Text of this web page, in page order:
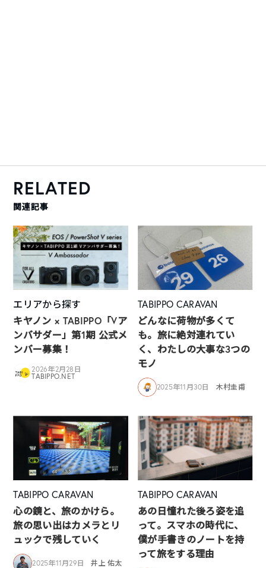
RELATED
関連記事
エリアから探す
キヤノン × TABIPPO「Vア
ンバサダー」第1期 公式メ
ンバー募集！
2026年2月28日
TABIPPO.NET
TABIPPO CARAVAN
どんなに荷物が多くて
も。旅に絶対連れてい
く、わたしの大事な3つの
モノ
2025年11月30日 木村圭甫
TABIPPO CARAVAN
心の鏡と、旅のかけら。
旅の思い出はカメラとリ
ュックで残していく
2025年11月29日 井上 佑太
TABIPPO CARAVAN
あの日憧れた後ろ姿を追
って。スマホの時代に、
僕が手書きのノートを持
って旅をする理由